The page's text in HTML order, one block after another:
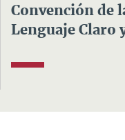
Convención de
Lenguaje Claro